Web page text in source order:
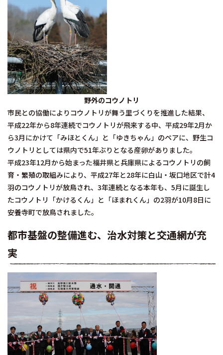
野外のコウノトリ
市民との協働によりコウノトリが舞う里づくりを推進した結果、
平成22年から8年連続でコウノトリが飛来する中、平成29年2月か
ら3月にかけて「みほとくん」と「ゆきちゃん」のペアに、野生コ
ウノトリとしては県内で51年ぶりとなる産卵がありました。
平成23年12月から始まった福井県と兵庫県によるコウノトリの飼
育・繁殖の取組みにより、平成27年と28年に白山・坂口地区で計4
羽のコウノトリが放鳥され、3年連続となる本年も、5月に誕生し
たコウノトリ「かけるくん」と「ほまれくん」の2羽が10月8日に
安養寺町で放鳥されました。
都市基盤の整備進む、治水対策と交通網が充
実